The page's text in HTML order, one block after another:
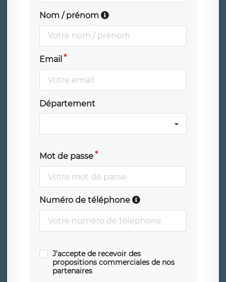
Nom / prénom
Email
Département
Mot de passe
Numéro de téléphone
J'accepte de recevoir des
propositions commerciales de nos
partenaires